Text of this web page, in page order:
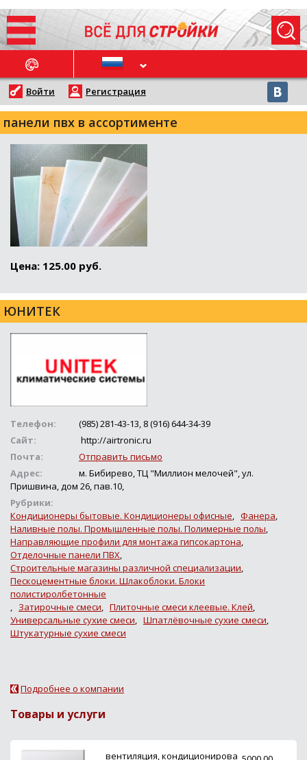
НОВОСТИ
Войти Регистрация
панели пвх в ассортименте
Цена: 125.00 руб.
ЮНИТЕК
Телефон:
(985) 281-43-13, 8 (916) 644-34-39
Сайт:
http://airtronic.ru
Почта:
Отправить письмо
Адрес:
м. Бибирево, ТЦ "Миллион мелочей", ул.
Пришвина, дом 26, пав.10,
Рубрики:
Кондиционеры бытовые. Кондиционеры офисные, Фанера,
Наливные полы. Промышленные полы. Полимерные полы,
Направляющие профили для монтажа гипсокартона,
Отделочные панели ПВХ,
Строительные магазины различной специализации,
Пескоцементные блоки. Шлакоблоки. Блоки
полистиролбетонные
, Затирочные смеси, Плиточные смеси клеевые. Клей,
Универсальные сухие смеси, Шпатлёвочные сухие смеси,
Штукатурные сухие смеси
Подробнее о компании
Товары и услуги
вентиляция, кондиционирова